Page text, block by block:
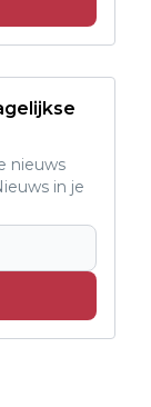
nieuws
in je